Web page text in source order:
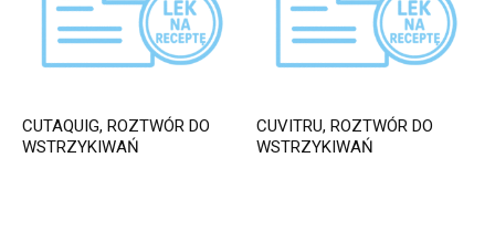
CUTAQUIG, ROZTWÓR DO
WSTRZYKIWAŃ
CUVITRU, ROZTWÓR DO
WSTRZYKIWAŃ